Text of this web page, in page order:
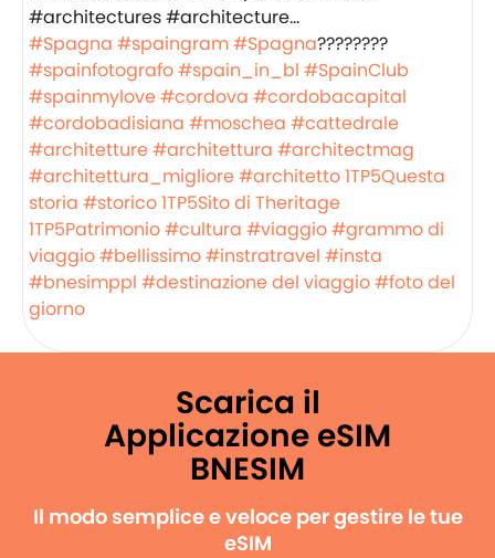
#Spagna #spaingram#Spagna????????
#spainfotografo#spain_in_bl #SpainClub
#spainmylove#cordova #cordobacapital
#cordobadisiana #moschea #cattedrale
#architetture#architettura #architectmag
#architettura_migliore#architetto1TP5Questa
storia #storico1TP5Sito di Theritage
1TP5Patrimonio#cultura #viaggio#grammo di
viaggio#bellissimo#instratravel #insta
#bnesimppl #destinazione del viaggio#foto del
giorno
Scarica il
Applicazione eSIM
BNESIM
Il modo semplice e veloce per gestire le tue
eSIM